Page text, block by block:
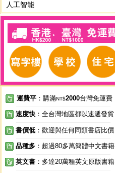
人工智能
運費平 ：購滿NT$2000台灣免運費
速度快 ：全台灣地區都以速遞發貨
書價低 ：歡迎與任何同類書店比價
品種多 ：超過80多萬簡體中文書籍
英文書 ：多達20萬種英文原版書籍